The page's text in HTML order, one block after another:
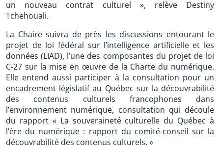
un nouveau contrat culturel », relève Destiny
Tchehouali.
La Chaire suivra de près les discussions entourant le
projet de loi fédéral sur l’intelligence artificielle et les
données (LIAD), l’une des composantes du projet de loi
C-27 sur la mise en œuvre de la Charte du numérique.
Elle entend aussi participer à la consultation pour un
encadrement législatif au Québec sur la découvrabilité
des contenus culturels francophones dans
l’environnement numérique, consultation qui découle
du rapport « La souveraineté culturelle du Québec à
l’ère du numérique : rapport du comité-conseil sur la
découvrabilité des contenus culturels. »